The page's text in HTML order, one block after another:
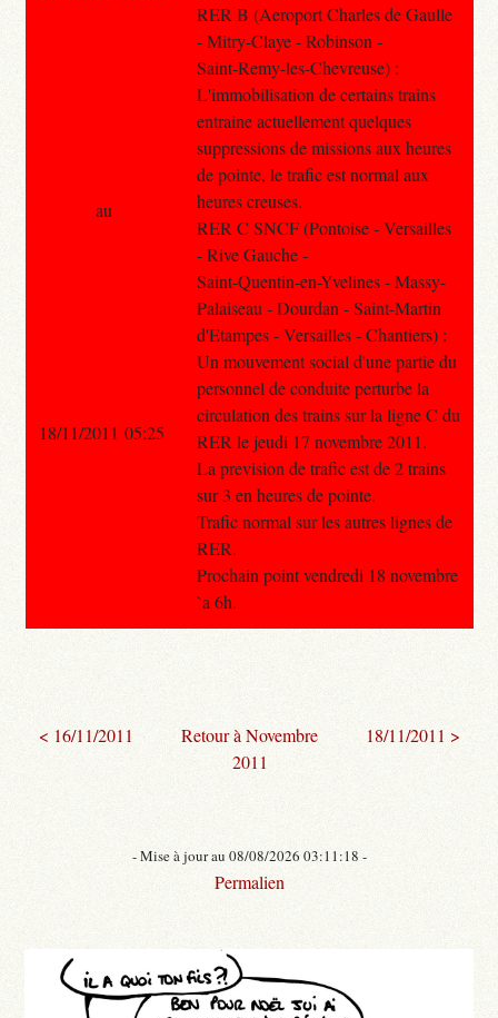
RER B (Aeroport Charles de Gaulle
- Mitry-Claye - Robinson -
Saint-Remy-les-Chevreuse) :
L'immobilisation de certains trains
entraine actuellement quelques
suppressions de missions aux heures
de pointe, le trafic est normal aux
heures creuses.
RER C SNCF (Pontoise - Versailles
- Rive Gauche -
Saint-Quentin-en-Yvelines - Massy-
Palaiseau - Dourdan - Saint-Martin
d'Etampes - Versailles - Chantiers) :
Un mouvement social d'une partie du
personnel de conduite perturbe la
circulation des trains sur la ligne C du
RER le jeudi 17 novembre 2011.
La prevision de trafic est de 2 trains
sur 3 en heures de pointe.
Trafic normal sur les autres lignes de
RER.
Prochain point vendredi 18 novembre
`a 6h.
au
18/11/2011 05:25
< 16/11/2011
Retour à Novembre
2011
18/11/2011 >
- Mise à jour au 08/08/2026 03:11:18 -
Permalien